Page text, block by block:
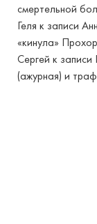
смертельной
Геля к записи
«кинула»
Сергей к записи
(ажурная) и